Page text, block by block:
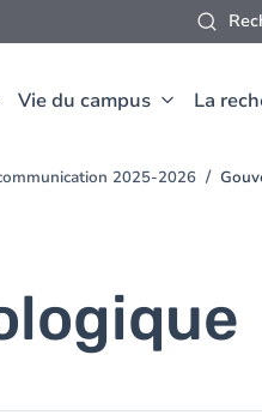
Vie du campus La
2025-2026